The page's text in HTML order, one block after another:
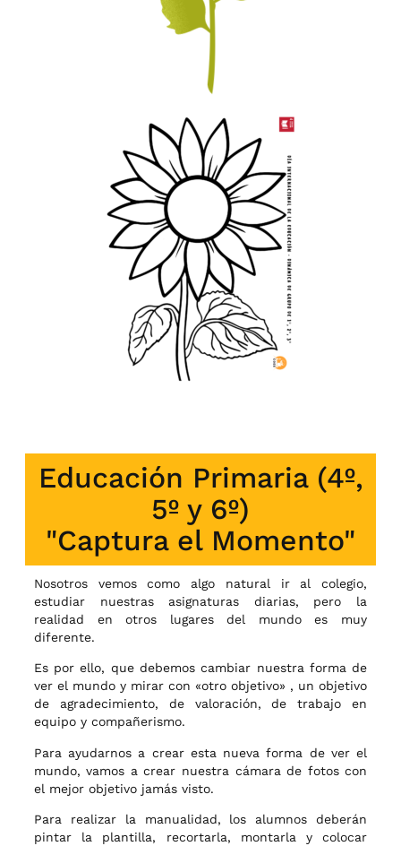
Educación Primaria (4º,
5º y 6º)
"Captura el Momento"
Nosotros vemos como algo natural ir al colegio,
estudiar nuestras asignaturas diarias, pero la
realidad en otros lugares del mundo es muy
diferente.
Es por ello, que debemos cambiar nuestra forma de
ver el mundo y mirar con «otro objetivo» , un objetivo
de agradecimiento, de valoración, de trabajo en
equipo y compañerismo.
Para ayudarnos a crear esta nueva forma de ver el
mundo, vamos a crear nuestra cámara de fotos con
el mejor objetivo jamás visto.
Para realizar la manualidad, los alumnos deberán
pintar la plantilla, recortarla, montarla y colocar